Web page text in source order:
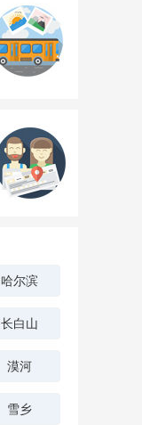
哈尔滨
长白山
漠河
雪乡